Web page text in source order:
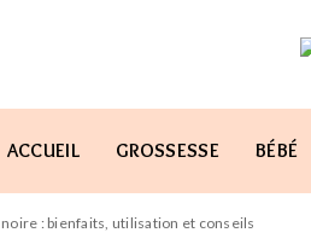
ACCUEIL GROSSESSE BÉBÉ
: bienfaits, utilisation et conseils